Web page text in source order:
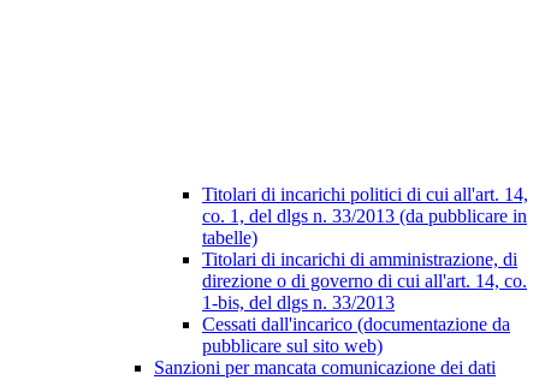
Titolari di incarichi politici di cui all'art. 14,
co. 1, del dlgs n. 33/2013 (da pubblicare in
tabelle)
Titolari di incarichi di amministrazione, di
direzione o di governo di cui all'art. 14, co.
1-bis, del dlgs n. 33/2013
Cessati dall'incarico (documentazione da
pubblicare sul sito web)
Sanzioni per mancata comunicazione dei dati